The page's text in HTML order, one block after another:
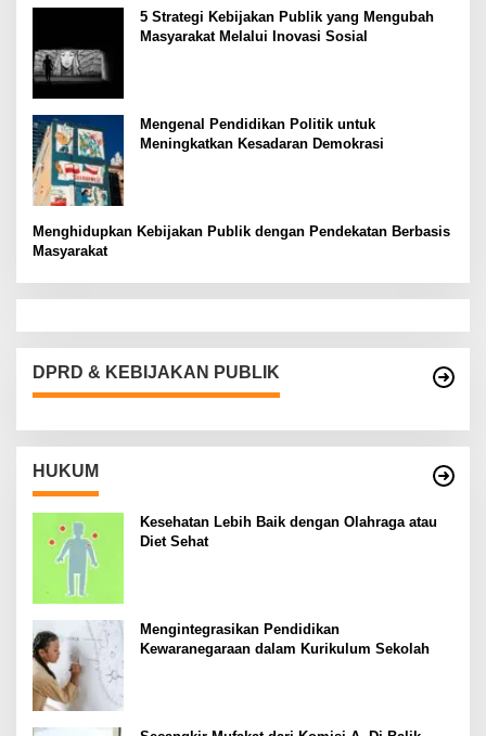
5 Strategi Kebijakan Publik yang Mengubah
Masyarakat Melalui Inovasi Sosial
Mengenal Pendidikan Politik untuk
Meningkatkan Kesadaran Demokrasi
Menghidupkan Kebijakan Publik dengan Pendekatan Berbasis
Masyarakat
DPRD & KEBIJAKAN PUBLIK
HUKUM
Kesehatan Lebih Baik dengan Olahraga atau
Diet Sehat
Mengintegrasikan Pendidikan
Kewaranegaraan dalam Kurikulum Sekolah